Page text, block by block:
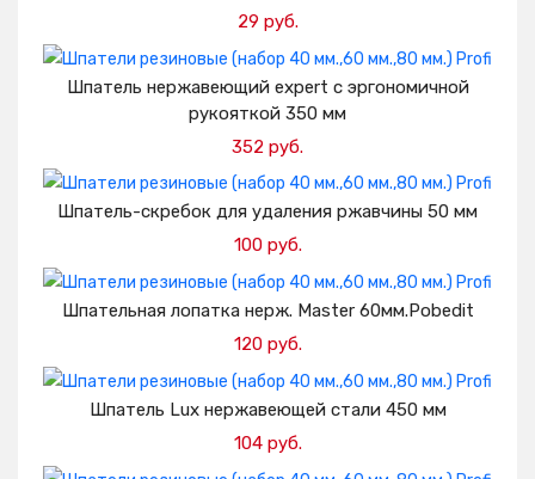
29 руб.
Добавить в корзину
Шпатель нержавеющий expert с эргономичной
рукояткой 350 мм
352 руб.
Добавить в корзину
Шпатель-скребок для удаления ржавчины 50 мм
100 руб.
Добавить в корзину
Шпательная лопатка нерж. Master 60мм.Pobedit
120 руб.
Добавить в корзину
Шпатель Lux нержавеющей стали 450 мм
104 руб.